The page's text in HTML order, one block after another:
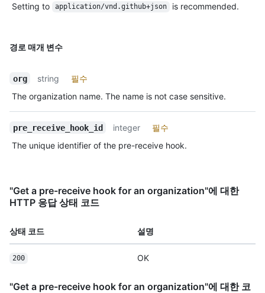
Setting to
application/vnd.github+json is recommended.
경로 매개 변수
org string
필수
The organization name. The name is not case sensitive.
pre_receive_hook_id integer
필수
The unique identifier of the pre-receive hook.
"Get a pre-receive hook for an organization"에 대한
HTTP 응답 상태 코드
상태 코드 설명
200 OK
"Get a pre-receive hook for an organization"에 대한 코